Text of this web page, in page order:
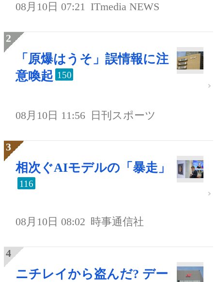
08月10日 07:21 ITmedia NEWS
「原爆はうそ」誤情報に注
意喚起 150
08月10日 11:56 日刊スポーツ
相次ぐAIモデルの「暴走」
116
08月10日 08:02 時事通信社
ニチレイから盗んだ? デー